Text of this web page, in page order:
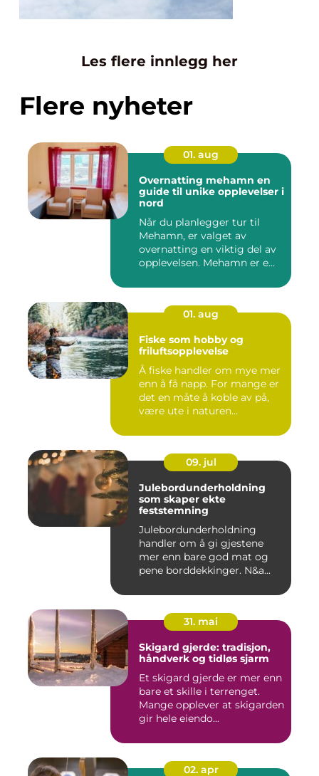
Les flere innlegg her
Flere nyheter
01. aug
Overnatting mehamn en
guide til unike opplevelser i
nord
Når du planlegger tur til
Mehamn, er valget av
overnatting en viktig del av
opplevelsen. Mehamn er e...
01. aug
Fiske som hobby og
friluftsopplevelse
Å fiske handler om mye mer
enn å få napp. For mange er
det en måte å koble av på,
være ute i naturen...
09. jul
Julebordunderholdning
som skaper ekte
feststemning
Julebordunderholdning
handler om å gi gjestene
mer enn bare god mat og
pene borddekkinger. N&a...
31. mai
Skigard gjerde: tradisjon,
håndverk og tidløs sjarm
Et skigard gjerde er mer enn
bare et skille i terrenget.
Mange opplever at skigarden
gir hele eiendo...
02. apr